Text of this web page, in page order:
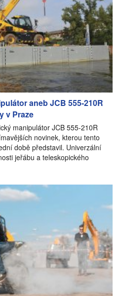
aneb JCB 555-210R
v Praze
manipulátor JCB 555-210R
novinek, kterou tento
době představil. Univerzální
jeřábu a teleskopického